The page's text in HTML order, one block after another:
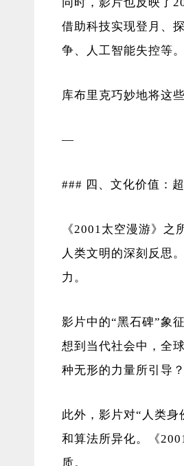
借助科技实现登月、
争、人工智能失控等。
库布里克巧妙地将这
—
### 四、文化价值：
《2001太空漫游》
人类文明的深刻反思
力。
影片中的“黑石碑”象
想到当代社会中，全
种无形的力量所引导？
此外，影片对“人类
和算法所异化。《
质。